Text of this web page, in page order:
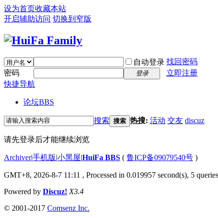
设为首页收藏本站
开启辅助访问 切换到窄版
自动登录 找回密码
密码
登录
立即注册
快捷导航
论坛BBS
搜索 搜索 热搜: 活动 交友 discuz
请先登录后才能继续浏览
Archiver|手机版|小黑屋|HuiFa BBS ( 鲁ICP备09079540号 )
GMT+8, 2026-8-7 11:11 , Processed in 0.019957 second(s), 5
Powered by Discuz! X3.4
© 2001-2017 Comsenz Inc.